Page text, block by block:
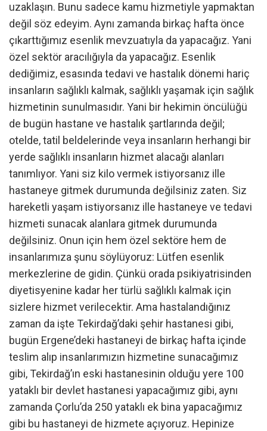
uzaklaşın. Bunu sadece kamu hizmetiyle yapmaktan
değil söz edeyim. Aynı zamanda birkaç hafta önce
çıkarttığımız esenlik mevzuatıyla da yapacağız. Yani
özel sektör aracılığıyla da yapacağız. Esenlik
dediğimiz, esasında tedavi ve hastalık dönemi hariç
insanların sağlıklı kalmak, sağlıklı yaşamak için sağlık
hizmetinin sunulmasıdır. Yani bir hekimin öncülüğü
de bugün hastane ve hastalık şartlarında değil;
otelde, tatil beldelerinde veya insanların herhangi bir
yerde sağlıklı insanların hizmet alacağı alanları
tanımlıyor. Yani siz kilo vermek istiyorsanız ille
hastaneye gitmek durumunda değilsiniz zaten. Siz
hareketli yaşam istiyorsanız ille hastaneye ve tedavi
hizmeti sunacak alanlara gitmek durumunda
değilsiniz. Onun için hem özel sektöre hem de
insanlarımıza şunu söylüyoruz: Lütfen esenlik
merkezlerine de gidin. Çünkü orada psikiyatrisinden
diyetisyenine kadar her türlü sağlıklı kalmak için
sizlere hizmet verilecektir. Ama hastalandığınız
zaman da işte Tekirdağ’daki şehir hastanesi gibi,
bugün Ergene’deki hastaneyi de birkaç hafta içinde
teslim alıp insanlarımızın hizmetine sunacağımız
gibi, Tekirdağ’ın eski hastanesinin olduğu yere 100
yataklı bir devlet hastanesi yapacağımız gibi, aynı
zamanda Çorlu’da 250 yataklı ek bina yapacağımız
gibi bu hastaneyi de hizmete açıyoruz. Hepinize